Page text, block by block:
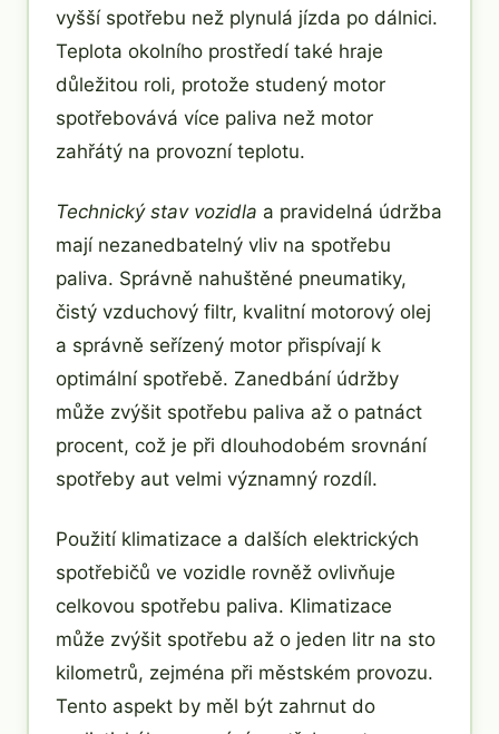
vyšší spotřebu než plynulá jízda po dálnici.
Teplota okolního prostředí také hraje
důležitou roli, protože studený motor
spotřebovává více paliva než motor
zahřátý na provozní teplotu.
Technický stav vozidla a pravidelná údržba
mají nezanedbatelný vliv na spotřebu
paliva. Správně nahuštěné pneumatiky,
čistý vzduchový filtr, kvalitní motorový olej
a správně seřízený motor přispívají k
optimální spotřebě. Zanedbání údržby
může zvýšit spotřebu paliva až o patnáct
procent, což je při dlouhodobém srovnání
spotřeby aut velmi významný rozdíl.
Použití klimatizace a dalších elektrických
spotřebičů ve vozidle rovněž ovlivňuje
celkovou spotřebu paliva. Klimatizace
může zvýšit spotřebu až o jeden litr na sto
kilometrů, zejména při městském provozu.
Tento aspekt by měl být zahrnut do